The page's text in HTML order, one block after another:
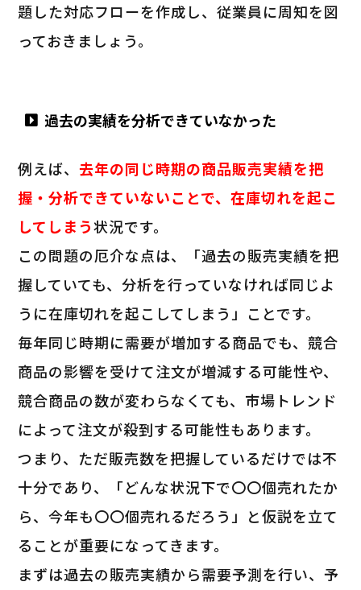
題した対応フローを作成し、従業員に周知を図
っておきましょう。
過去の実績を分析できていなかった
例えば、去年の同じ時期の商品販売実績を把
握・分析できていないことで、在庫切れを起こ
してしまう状況です。
この問題の厄介な点は、「過去の販売実績を把
握していても、分析を行っていなければ同じよ
うに在庫切れを起こしてしまう」ことです。
毎年同じ時期に需要が増加する商品でも、競合
商品の影響を受けて注文が増減する可能性や、
競合商品の数が変わらなくても、市場トレンド
によって注文が殺到する可能性もあります。
つまり、ただ販売数を把握しているだけでは不
十分であり、「どんな状況下で〇〇個売れたか
ら、今年も〇〇個売れるだろう」と仮説を立て
ることが重要になってきます。
まずは過去の販売実績から需要予測を行い、予